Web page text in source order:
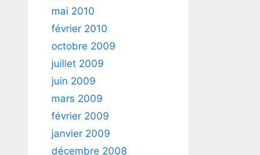
mai 2010
février 2010
octobre 2009
juillet 2009
juin 2009
mars 2009
février 2009
janvier 2009
décembre 2008